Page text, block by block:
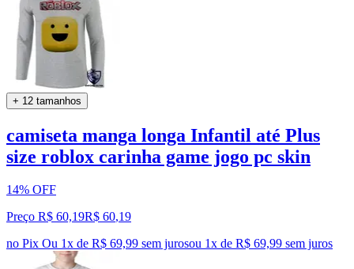
+ 12 tamanhos
camiseta manga longa Infantil até Plus
size roblox carinha game jogo pc skin
14% OFF
Preço R$ 60,19R$ 60,19
no Pix Ou 1x de R$ 69,99 sem jurosou 1x de R$ 69,99 sem juros